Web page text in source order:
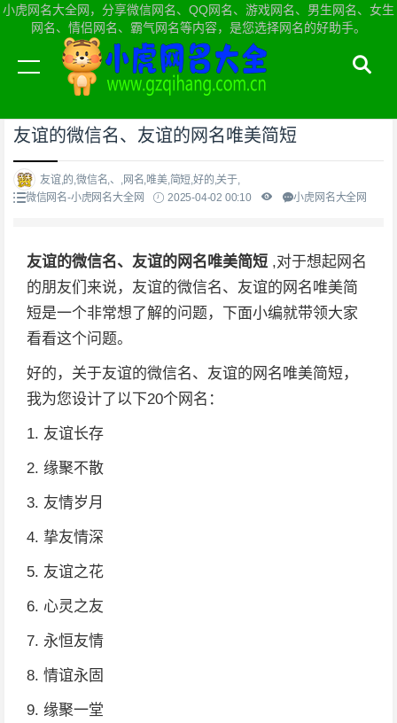
小虎网名大全网，分享微信网名、QQ网名、游戏网名、男生网名、女生
网名、情侣网名、霸气网名等内容，是您选择网名的好助手。
当前位置：小虎网名大全网首页>微信网名
友谊的微信名、友谊的网名唯美简短
友谊,的,微信名,、,网名,唯美,简短,好的,关于,
微信网名-小虎网名大全网
2025-04-02 00:10 小虎网名大全网
友谊的微信名、友谊的网名唯美简短 ,对于想起网名
的朋友们来说，友谊的微信名、友谊的网名唯美简
短是一个非常想了解的问题，下面小编就带领大家
看看这个问题。
好的，关于友谊的微信名、友谊的网名唯美简短，
我为您设计了以下20个网名：
1. 友谊长存
2. 缘聚不散
3. 友情岁月
4. 挚友情深
5. 友谊之花
6. 心灵之友
7. 永恒友情
8. 情谊永固
9. 缘聚一堂